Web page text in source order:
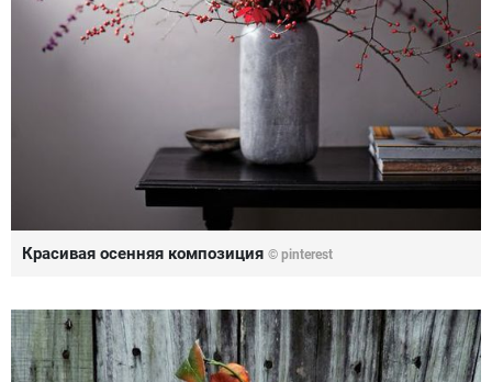
Красивая осенняя композиция © pinterest